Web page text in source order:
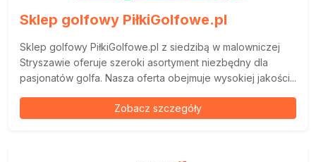
Sklep golfowy PiłkiGolfowe.pl
Sklep golfowy PiłkiGolfowe.pl z siedzibą w malowniczej
Stryszawie oferuje szeroki asortyment niezbędny dla
pasjonatów golfa. Nasza oferta obejmuje wysokiej jakości...
Zobacz szczegóły